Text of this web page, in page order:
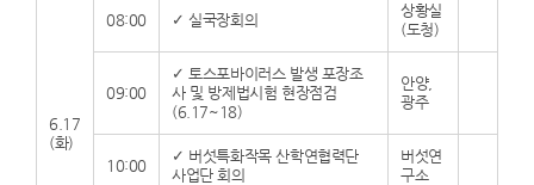
6.17
(화)
08:00 ✓ 실국장회의
상황실
(도청)
09:00
✓ 토스포바이러스 발생 포장조
사 및 방제법시험 현장점검
(6.17~18)
안양,
광주
10:00
✓ 버섯특화작목 산학연협력단
사업단 회의
버섯연
구소